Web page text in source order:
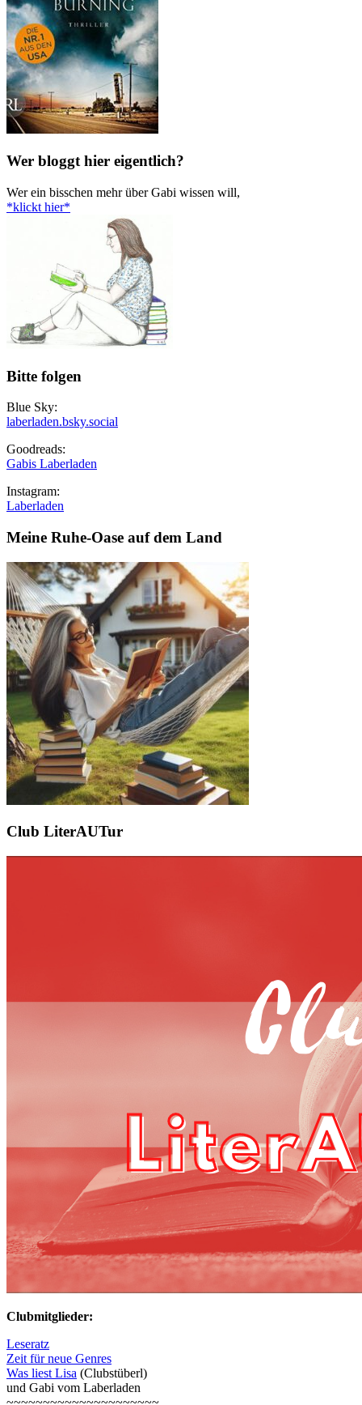
Wer bloggt hier eigentlich?
Wer ein bisschen mehr über Gabi wissen will,
*klickt hier*
Bitte folgen
Blue Sky:
laberladen.bsky.social
Goodreads:
Gabis Laberladen
Instagram:
Laberladen
Meine Ruhe-Oase auf dem Land
Club LiterAUTur
Clubmitglieder:
Leseratz
Zeit für neue Genres
Was liest Lisa (Clubstüberl)
und Gabi vom Laberladen